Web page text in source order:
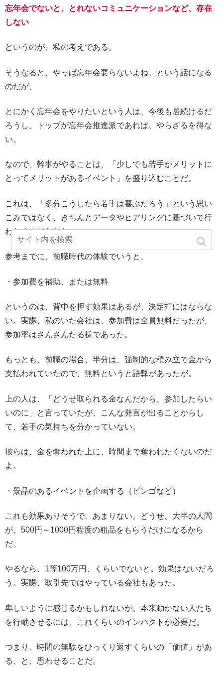
忘年会でないと、とれないコミュニケーションなど、存在
しない
というのが、私の考えである。
そうなると、やっぱ忘年会要らないよね、という話になる
のだが、
とにかく忘年会をやりたいという人は、今後も居続けるだ
ろうし、トップが忘年会推進派であれば、やらざるを得な
い。
なので、幹事がやることは、「少しでも若手がメリットに
とってメリットがあるイベント」を盛り込むことだ。
これは、「多分こうしたら若手は喜ぶだろう」という思い
こみではなく、きちんとデータやヒアリングに基づいて行
わなくてはならない。
参考までに、前職時代の体験でいうと、
・参加費を補助、または無料
というのは、背中を押す効果はあるが、決定打にはならな
い。実際、私のいた会社は、参加費は全員無料だったが、
参加率はさんさんたる様であった。
もっとも、前職の場合、半分は、強制的な積み立て金から
支払われていたので、無料というと語弊があったが。
上の人は、「どうせ取られる金なんだから、参加したらい
いのに」と言っていたが、こんな発言が出ることからし
て、若手の気持ちを分かっていない。
彼らは、金を奪われた上に、時間まで奪われたくないのだ
よ。
・景品のあるイベントを企画する（ビンゴなど）
これも効果ありそうで、あまりない。どうせ、大半の人間
が、500円～1000円程度の粗品をもらうだけになるから
だ。
やるなら、1等100万円、くらいでないと。効果はないだろ
う。実際、取引先ではやっている会社もあった。
卑しいように感じるかもしれないが、本来動かない人たち
を行動させるには、これくらいのインパクトが必要だ。
つまり、時間の無駄をひっくり返すくらいの「価値」があ
る、と、思わせることだ。